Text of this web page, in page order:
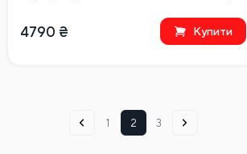
4790 ₴ Купити
1 2 3